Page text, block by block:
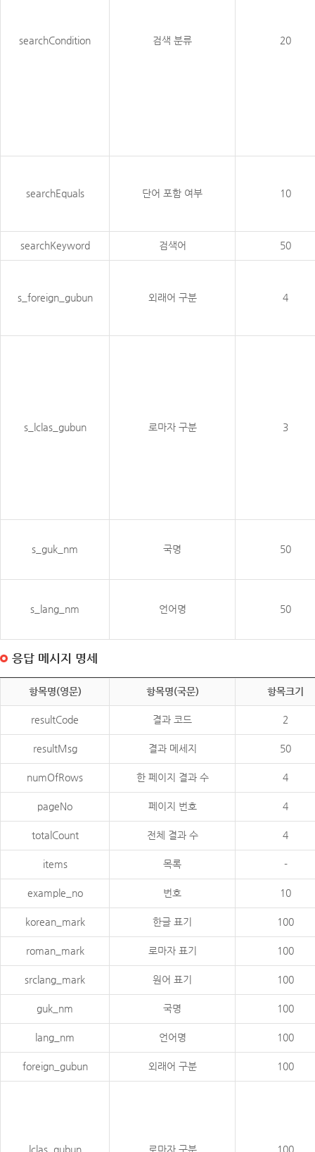
searchCondition 검색 분류 20
searchEquals 단어 포함 여부 10
searchKeyword 검색어 50
s_foreign_gubun 외래어 구분 4
s_lclas_gubun 로마자 구분 3
s_guk_nm 국명 50
s_lang_nm 언어명 50
응답 메시지 명세
항목명(영문) 항목명(국문) 항목크기
resultCode 결과 코드 2
resultMsg 결과 메세지 50
numOfRows 한 페이지 결과 수 4
pageNo 페이지 번호 4
totalCount 전체 결과 수 4
items 목록 -
example_no 번호 10
korean_mark 한글 표기 100
roman_mark 로마자 표기 100
srclang_mark 원어 표기 100
guk_nm 국명 100
lang_nm 언어명 100
foreign_gubun 외래어 구분 100
lclas_gubun 로마자 구분 100